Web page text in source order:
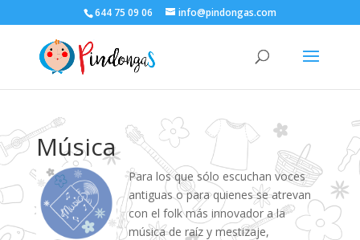
644 75 09 06 info@pindongas.com
Música
Para los que sólo escuchan voces
antiguas o para quienes se atrevan
con el folk más innovador a la
música de raíz y mestizaje,